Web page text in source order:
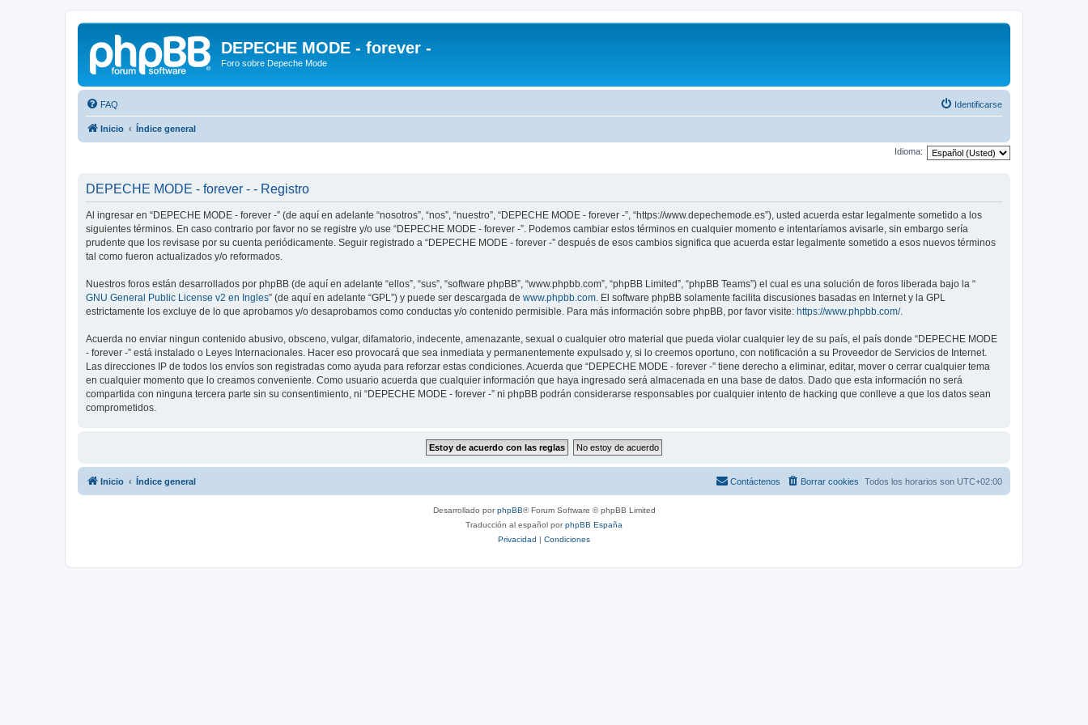
DEPECHE MODE - forever -
Foro sobre Depeche Mode
FAQ Identificarse
Inicio Índice general
Idioma:
DEPECHE MODE - forever - - Registro
Al ingresar en “DEPECHE MODE - forever -” (de aquí en adelante “nosotros”, “nos”, “nuestro”, “DEPECHE MODE - forever -”, “https://www.depechemode.es”), usted acuerda estar legalmente sometido a los
siguientes términos. En caso contrario por favor no se registre y/o use “DEPECHE MODE - forever -”. Podemos cambiar estos términos en cualquier momento e intentaríamos avisarle, sin embargo sería
prudente que los revisase por su cuenta periódicamente. Seguir registrado a “DEPECHE MODE - forever -” después de esos cambios significa que acuerda estar legalmente sometido a esos nuevos términos
tal como fueron actualizados y/o reformados.
Nuestros foros están desarrollados por phpBB (de aquí en adelante “ellos”, “sus”, “software phpBB”, “www.phpbb.com”, “phpBB Limited”, “phpBB Teams”) el cual es una solución de foros liberada bajo la “
GNU General Public License v2 en Ingles” (de aquí en adelante “GPL”) y puede ser descargada de www.phpbb.com. El software phpBB solamente facilita discusiones basadas en Internet y la GPL
estrictamente los excluye de lo que aprobamos y/o desaprobamos como conductas y/o contenido permisible. Para más información sobre phpBB, por favor visite: https://www.phpbb.com/.
Acuerda no enviar ningun contenido abusivo, obsceno, vulgar, difamatorio, indecente, amenazante, sexual o cualquier otro material que pueda violar cualquier ley de su país, el país donde “DEPECHE MODE
- forever -” está instalado o Leyes Internacionales. Hacer eso provocará que sea inmediata y permanentemente expulsado y, si lo creemos oportuno, con notificación a su Proveedor de Servicios de Internet.
Las direcciones IP de todos los envíos son registradas como ayuda para reforzar estas condiciones. Acuerda que “DEPECHE MODE - forever -” tiene derecho a eliminar, editar, mover o cerrar cualquier tema
en cualquier momento que lo creamos conveniente. Como usuario acuerda que cualquier información que haya ingresado será almacenada en una base de datos. Dado que esta información no será
compartida con ninguna tercera parte sin su consentimiento, ni “DEPECHE MODE - forever -” ni phpBB podrán considerarse responsables por cualquier intento de hacking que conlleve a que los datos sean
comprometidos.
Inicio Índice general Todos los horarios son UTC+02:00
Borrar cookies
Contáctenos
Desarrollado porphpBB® Forum Software © phpBB Limited
Traducción al español porphpBB España
Privacidad | Condiciones